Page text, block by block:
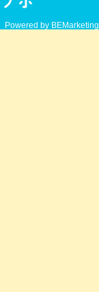
Powered by BEMarketing